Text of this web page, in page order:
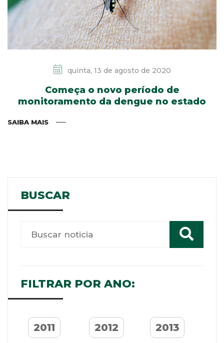
quinta, 13 de agosto de 2020
Começa o novo período de
monitoramento da dengue no estado
SAIBA MAIS
BUSCAR
FILTRAR POR ANO:
2011 2012 2013